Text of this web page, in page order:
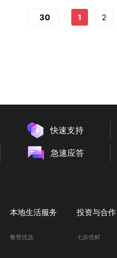
30 1 2
快速支持
急速应答
本地生活服务
餐赞优选
投资与合作
七步优鲜